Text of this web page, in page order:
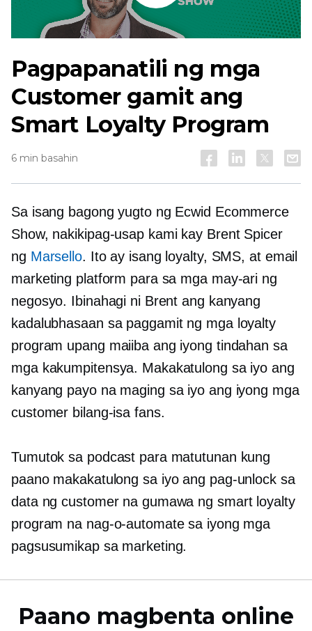
Bar
Pagpapanatili ng mga
Customer gamit ang
Smart Loyalty Program
6 min basahin
Sa isang bagong yugto ng Ecwid Ecommerce
Show, nakikipag-usap kami kay Brent Spicer
ng Marsello. Ito ay isang loyalty, SMS, at email
marketing platform para sa mga may-ari ng
negosyo. Ibinahagi ni Brent ang kanyang
kadalubhasaan sa paggamit ng mga loyalty
program upang maiiba ang iyong tindahan sa
mga kakumpitensya. Makakatulong sa iyo ang
kanyang payo na maging sa iyo ang iyong mga
customer bilang-isa fans.
Tumutok sa podcast para matutunan kung
paano makakatulong sa iyo ang pag-unlock sa
data ng customer na gumawa ng smart loyalty
program na nag-o-automate sa iyong mga
pagsusumikap sa marketing.
Paano magbenta online